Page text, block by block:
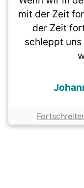
mit der Zeit
der Zeit
schleppt